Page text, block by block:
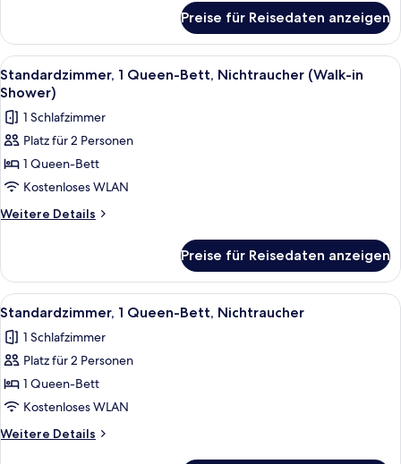
Mehrere
Betten,
Nichtraucher
Preise für Reisedaten anzeigen
Alle
Fotos
für
Standardzimmer,
1
Queen-
Bett,
Nichtraucher
Shower)
anzeigen
Ein Eckzimmer mit Bett, Sessel und
5
Standardzimmer, 1 Queen-Bett, Nichtraucher (Walk-in
Shower)
1 Schlafzimmer
Platz für 2 Personen
1 Queen-Bett
Kostenloses WLAN
Weitere Details
Weitere
1
Queen-
Bett,
(Walk-
in
Preise für Reisedaten anzeigen
Alle
Fotos
für
Standardzimmer,
1
Queen-
Bett,
Nichtraucher
Hochwertige Bettwaren,
5
Standardzimmer, 1 Queen-Bett, Nichtraucher
1 Schlafzimmer
Platz für 2 Personen
1 Queen-Bett
Kostenloses WLAN
Weitere Details
Weitere